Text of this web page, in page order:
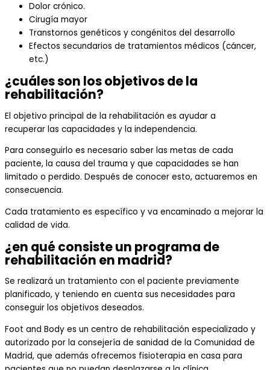
Dolor crónico.
Cirugía mayor
Transtornos genéticos y congénitos del desarrollo
Efectos secundarios de tratamientos médicos (cáncer,
etc.)
¿cuáles son los objetivos de la
rehabilitación?
El objetivo principal de la rehabilitación es ayudar a
recuperar las capacidades y la independencia.
Para conseguirlo es necesario saber las metas de cada
paciente, la causa del trauma y que capacidades se han
limitado o perdido. Después de conocer esto, actuaremos en
consecuencia.
Cada tratamiento es específico y va encaminado a mejorar la
calidad de vida.
¿en qué consiste un programa de
rehabilitación en madrid?
Se realizará un tratamiento con el paciente previamente
planificado, y teniendo en cuenta sus necesidades para
conseguir los objetivos deseados.
Foot and Body es un centro de rehabilitación especializado y
autorizado por la consejería de sanidad de la Comunidad de
Madrid, que además ofrecemos fisioterapia en casa para